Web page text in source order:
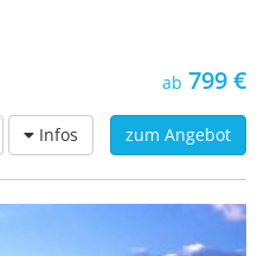
ab 799 €
Infos zum Angebot